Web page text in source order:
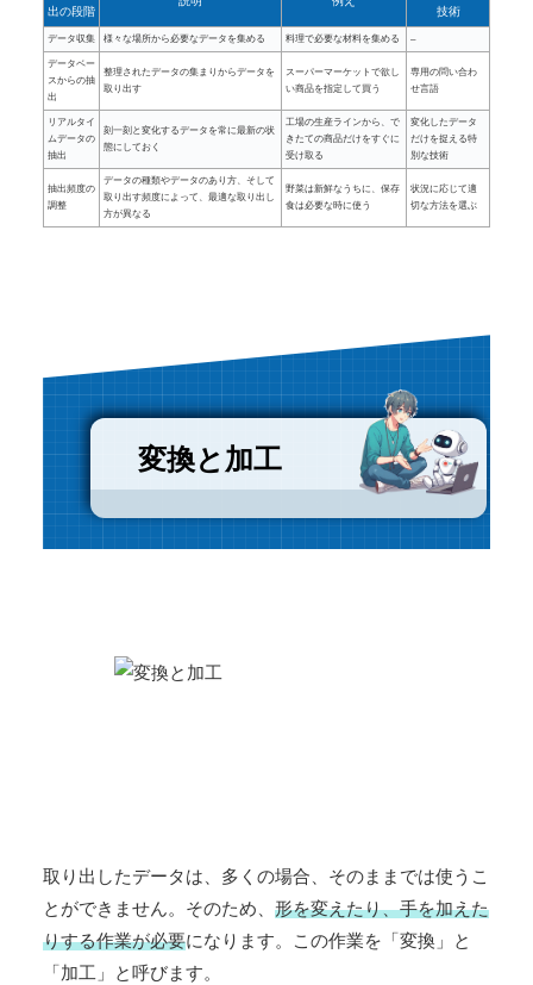
出の段階
技術
データ収集 様々な場所から必要なデータを集める 料理で必要な材料を集める –
データベー
スからの抽
出
整理されたデータの集まりからデータを
取り出す
スーパーマーケットで欲し
い商品を指定して買う
専用の問い合わ
せ言語
リアルタイ
ムデータの
抽出
刻一刻と変化するデータを常に最新の状
態にしておく
工場の生産ラインから、で
きたての商品だけをすぐに
受け取る
変化したデータ
だけを捉える特
別な技術
抽出頻度の
調整
データの種類やデータのあり方、そして
取り出す頻度によって、最適な取り出し
方が異なる
野菜は新鮮なうちに、保存
食は必要な時に使う
状況に応じて適
切な方法を選ぶ
変換と加工
取り出したデータは、多くの場合、そのままでは使うこ
とができません。そのため、 形を変えたり、手を加えた
りする作業が必要になります。この作業を「変換」と
「加工」と呼びます。